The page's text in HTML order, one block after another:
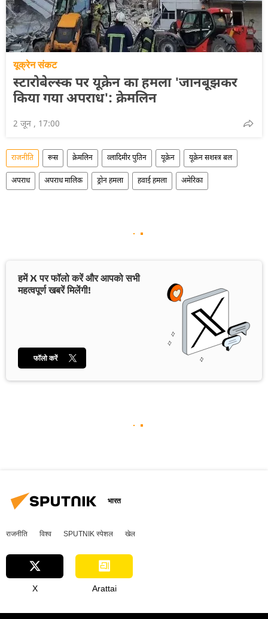
यूक्रेन संकट
स्टारोबेल्स्क पर यूक्रेन का हमला 'जानबूझकर
किया गया अपराध': क्रेमलिन
2 जून , 17:00
राजनीति रूस क्रेमलिन व्लादिमीर पुतिन यूक्रेन यूक्रेन सशस्त्र बल
अपराध अपराध मालिक ड्रोन हमला हवाई हमला अमेरिका
हमें X पर फॉलो करें और आपको सभी
महत्वपूर्ण खबरें मिलेंगी!
फॉलो करें
भारत
राजनीति विश्व SPUTNIK स्पेशल खेल
X Arattai